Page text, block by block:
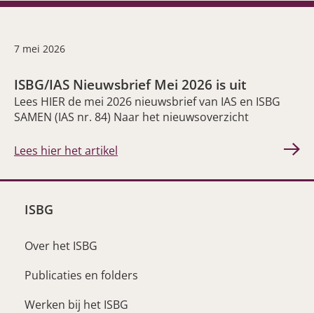
7 mei 2026
ISBG/IAS Nieuwsbrief Mei 2026 is uit
Lees HIER de mei 2026 nieuwsbrief van IAS en ISBG
SAMEN (IAS nr. 84) Naar het nieuwsoverzicht
Lees hier het artikel
ISBG
Over het ISBG
Publicaties en folders
Werken bij het ISBG